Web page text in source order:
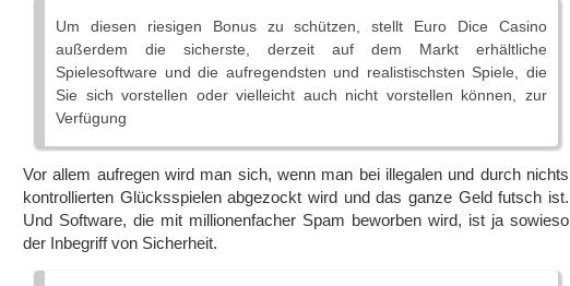
Um diesen riesigen Bonus zu schützen, stellt Euro Dice Casino
außerdem die sicherste, derzeit auf dem Markt erhältliche
Spielesoftware und die aufregendsten und realistischsten Spiele, die
Sie sich vorstellen oder vielleicht auch nicht vorstellen können, zur
Verfügung
Vor allem aufregen wird man sich, wenn man bei illegalen und durch nichts
kontrollierten Glücksspielen abgezockt wird und das ganze Geld futsch ist.
Und Software, die mit millionenfacher Spam beworben wird, ist ja sowieso
der Inbegriff von Sicherheit.